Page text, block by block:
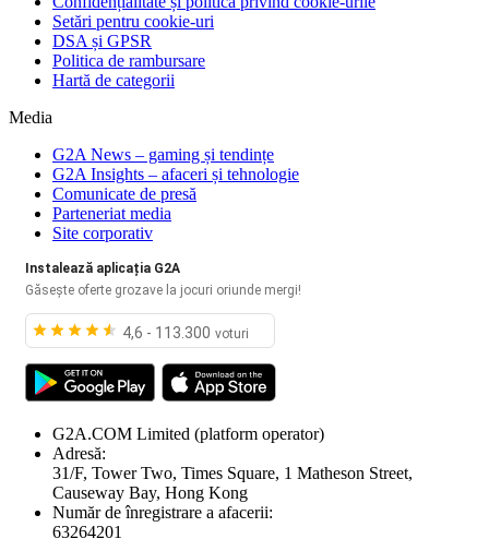
Setări pentru cookie-uri
DSA și GPSR
Politica de rambursare
Hartă de categorii
Media
G2A News – gaming și tendințe
G2A Insights – afaceri și tehnologie
Comunicate de presă
Parteneriat media
Site corporativ
Instalează aplicația G2A
Găsește oferte grozave la jocuri oriunde mergi!
4,6 - 113.300 voturi
G2A.COM Limited (platform operator)
Adresă:
31/F, Tower Two, Times Square, 1 Matheson Street,
Causeway Bay, Hong Kong
Număr de înregistrare a afacerii:
63264201